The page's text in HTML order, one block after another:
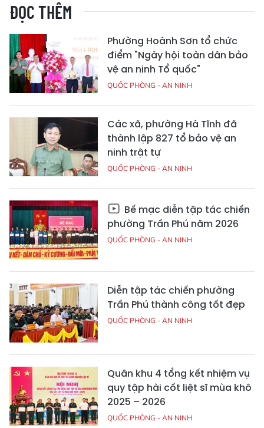
ĐỌC THÊM
Phường Hoành Sơn tổ chức
điểm "Ngày hội toàn dân bảo
vệ an ninh Tổ quốc"
QUỐC PHÒNG - AN NINH
Các xã, phường Hà Tĩnh đã
thành lập 827 tổ bảo vệ an
ninh trật tự
QUỐC PHÒNG - AN NINH
Bế mạc diễn tập tác chiến
phường Trần Phú năm 2026
QUỐC PHÒNG - AN NINH
Diễn tập tác chiến phường
Trần Phú thành công tốt đẹp
QUỐC PHÒNG - AN NINH
Quân khu 4 tổng kết nhiệm vụ
quy tập hài cốt liệt sĩ mùa khô
2025 – 2026
QUỐC PHÒNG - AN NINH